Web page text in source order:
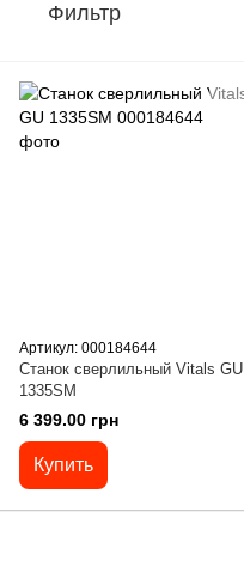
Фильтр
Артикул: 000184644
Станок сверлильный Vitals GU
1335SM
6 399.00 грн
Купить